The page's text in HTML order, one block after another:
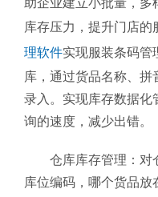
助企业建立小批量，
库存压力，提升门店的
理软件实现服装条码管
库，通过货品名称、
录入。实现库存数据化
询的速度，减少出错。
仓库库存管理：对
库位编码，哪个货品放